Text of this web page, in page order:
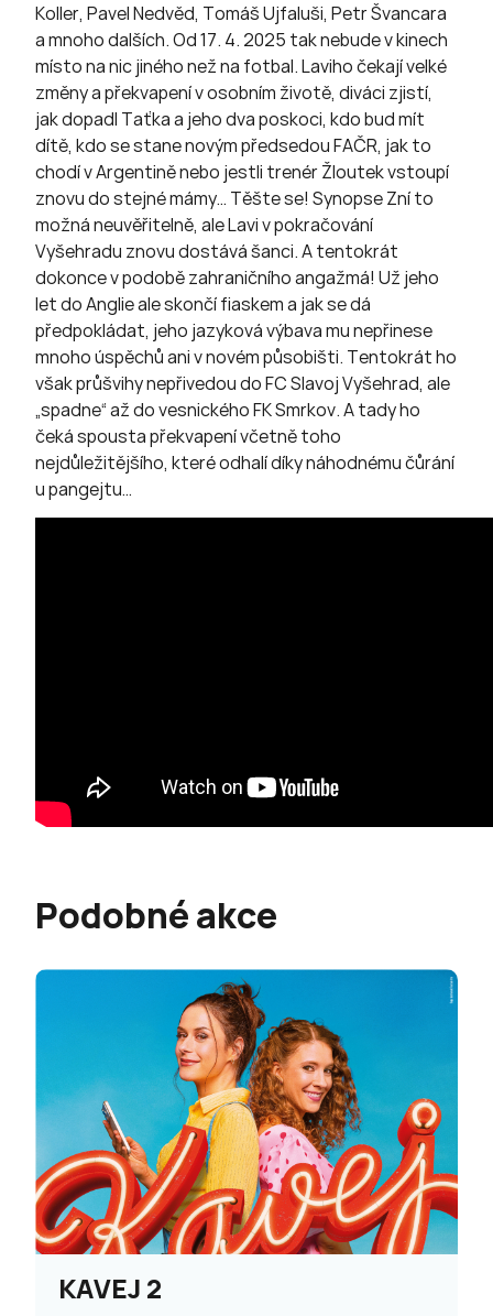
Koller, Pavel Nedvěd, Tomáš Ujfaluši, Petr Švancara
a mnoho dalších. Od 17. 4. 2025 tak nebude v kinech
místo na nic jiného než na fotbal. Laviho čekají velké
změny a překvapení v osobním životě, diváci zjistí,
jak dopadl Taťka a jeho dva poskoci, kdo bud mít
dítě, kdo se stane novým předsedou FAČR, jak to
chodí v Argentině nebo jestli trenér Žloutek vstoupí
znovu do stejné mámy… Těšte se! Synopse Zní to
možná neuvěřitelně, ale Lavi v pokračování
Vyšehradu znovu dostává šanci. A tentokrát
dokonce v podobě zahraničního angažmá! Už jeho
let do Anglie ale skončí fiaskem a jak se dá
předpokládat, jeho jazyková výbava mu nepřinese
mnoho úspěchů ani v novém působišti. Tentokrát ho
však průšvihy nepřivedou do FC Slavoj Vyšehrad, ale
„spadne“ až do vesnického FK Smrkov. A tady ho
čeká spousta překvapení včetně toho
nejdůležitějšího, které odhalí díky náhodnému čůrání
u pangejtu…
Podobné akce
KAVEJ 2